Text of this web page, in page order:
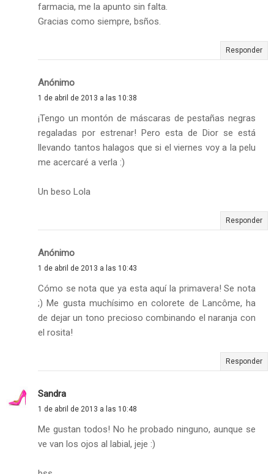
farmacia, me la apunto sin falta.
Gracias como siempre, bsños.
Responder
Anónimo
1 de abril de 2013 a las 10:38
¡Tengo un montón de máscaras de pestañas negras
regaladas por estrenar! Pero esta de Dior se está
llevando tantos halagos que si el viernes voy a la pelu
me acercaré a verla :)
Un beso Lola
Responder
Anónimo
1 de abril de 2013 a las 10:43
Cómo se nota que ya esta aquí la primavera! Se nota
;) Me gusta muchísimo en colorete de Lancôme, ha
de dejar un tono precioso combinando el naranja con
el rosita!
Responder
Sandra
1 de abril de 2013 a las 10:48
Me gustan todos! No he probado ninguno, aunque se
ve van los ojos al labial, jeje :)